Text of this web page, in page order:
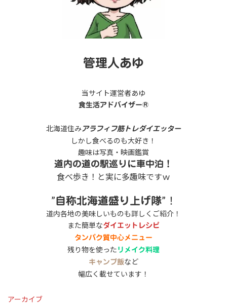
管理人あゆ
当サイト運営者あゆ
食生活アドバイザー®
北海道住みアラフィフ筋トレダイエッター
しかし食べるのも大好き！
趣味は写真・映画鑑賞
道内の道の駅巡りに車中泊！
食べ歩き！と実に多趣味ですｗ
”自称北海道盛り上げ隊”！
道内各地の美味しいものも詳しくご紹介！
また簡単なダイエットレシピ
タンパク質中心メニュー
残り物を使った リメイク料理
キャンプ飯など
幅広く載せています！
アーカイブ